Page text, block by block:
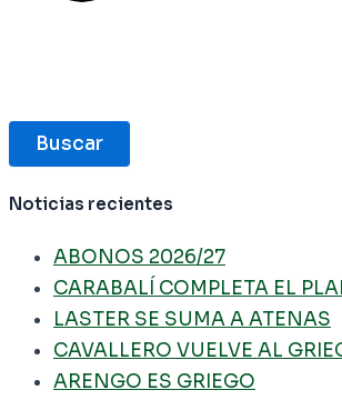
Buscar
Noticias recientes
ABONOS 2026/27
CARABALÍ COMPLETA EL
LASTER SE SUMA A ATENAS
CAVALLERO VUELVE AL
ARENGO ES GRIEGO